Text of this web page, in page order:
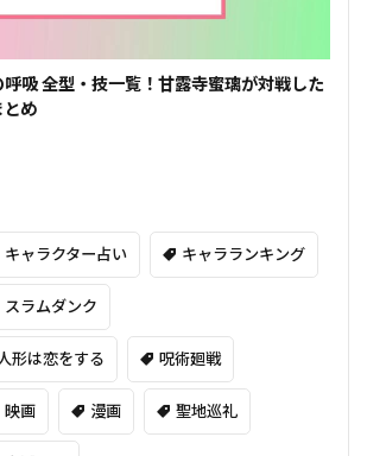
呼吸 全型・技一覧！甘露寺蜜璃が対戦した
とめ
キャラクター占い キャラランキング
スラムダンク
形は恋をする 呪術廻戦
映画 漫画 聖地巡礼